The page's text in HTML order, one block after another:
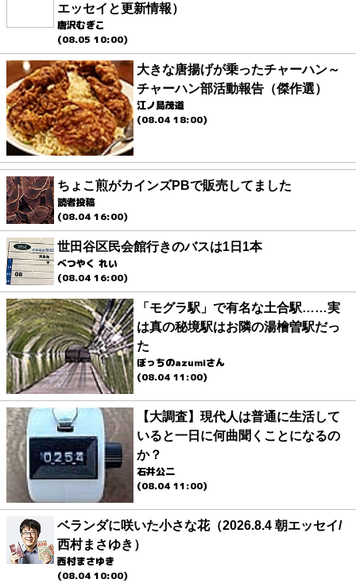
エッセイと更新情報）
唐沢むぎこ
(08.05 10:00)
大きな唐揚げが乗ったチャーハン～
チャーハン部活動報告（傑作選）
江ノ島茂道
(08.04 18:00)
ちょこ煎がカインズPBで販売してました
読者投稿
(08.04 16:00)
世田谷区民会館行きのバスは1日1本
べつやく れい
(08.04 16:00)
「モグラ駅」で有名な土合駅……実
は真の秘境駅はお隣の湯檜曽駅だっ
た
ぼっちのazumiさん
(08.04 11:00)
【大調査】現代人は普通に生活して
いると一日に何曲聞くことになるの
か？
石井公二
(08.04 11:00)
ベランダに咲いた小さな花（2026.8.4 朝エッセイ/
西村まさゆき）
西村まさゆき
(08.04 10:00)